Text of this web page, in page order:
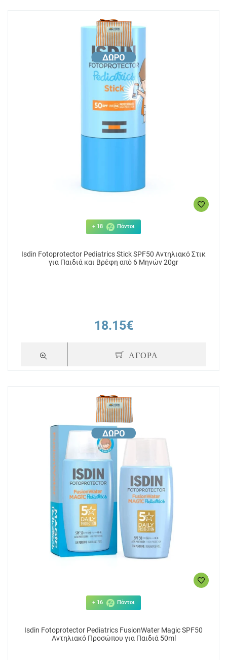
+ 18 Πόντοι
Isdin Fotoprotector Pediatrics Stick SPF50 Αντηλιακό Στικ
για Παιδιά και Βρέφη από 6 Μηνών 20gr
18.15€
ΑΓΟΡΑ
+ 16 Πόντοι
Isdin Fotoprotector Pediatrics FusionWater Magic SPF50
Αντηλιακό Προσώπου για Παιδιά 50ml